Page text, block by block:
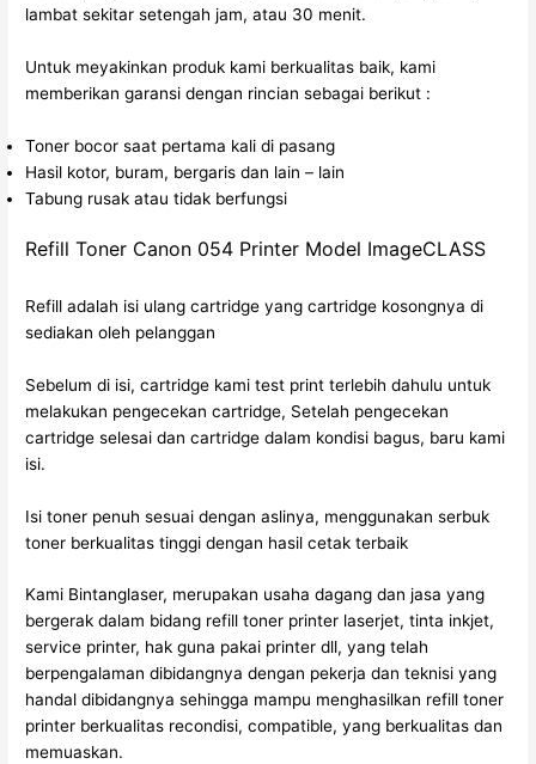
lambat sekitar setengah jam, atau 30 menit.
Untuk meyakinkan produk kami berkualitas baik, kami
memberikan garansi dengan rincian sebagai berikut :
Toner bocor saat pertama kali di pasang
Hasil kotor, buram, bergaris dan lain – lain
Tabung rusak atau tidak berfungsi
Refill Toner Canon 054 Printer Model ImageCLASS
Refill adalah isi ulang cartridge yang cartridge kosongnya di
sediakan oleh pelanggan
Sebelum di isi, cartridge kami test print terlebih dahulu untuk
melakukan pengecekan cartridge, Setelah pengecekan
cartridge selesai dan cartridge dalam kondisi bagus, baru kami
isi.
Isi toner penuh sesuai dengan aslinya, menggunakan serbuk
toner berkualitas tinggi dengan hasil cetak terbaik
Kami Bintanglaser, merupakan usaha dagang dan jasa yang
bergerak dalam bidang refill toner printer laserjet, tinta inkjet,
service printer, hak guna pakai printer dll, yang telah
berpengalaman dibidangnya dengan pekerja dan teknisi yang
handal dibidangnya sehingga mampu menghasilkan refill toner
printer berkualitas recondisi, compatible, yang berkualitas dan
memuaskan.